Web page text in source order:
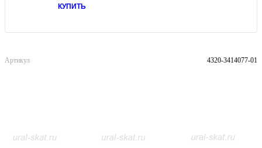
КУПИТЬ
Артикул 4320-3414077-01